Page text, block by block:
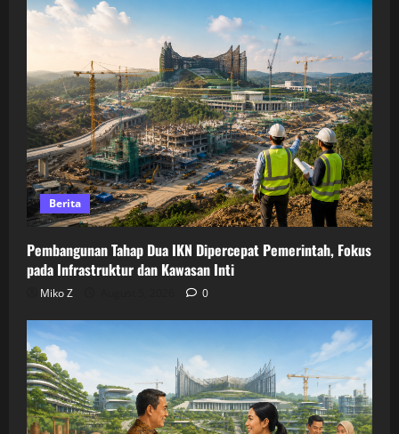
Berita
Pembangunan Tahap Dua IKN Dipercepat Pemerintah, Fokus
pada Infrastruktur dan Kawasan Inti
Miko Z 0